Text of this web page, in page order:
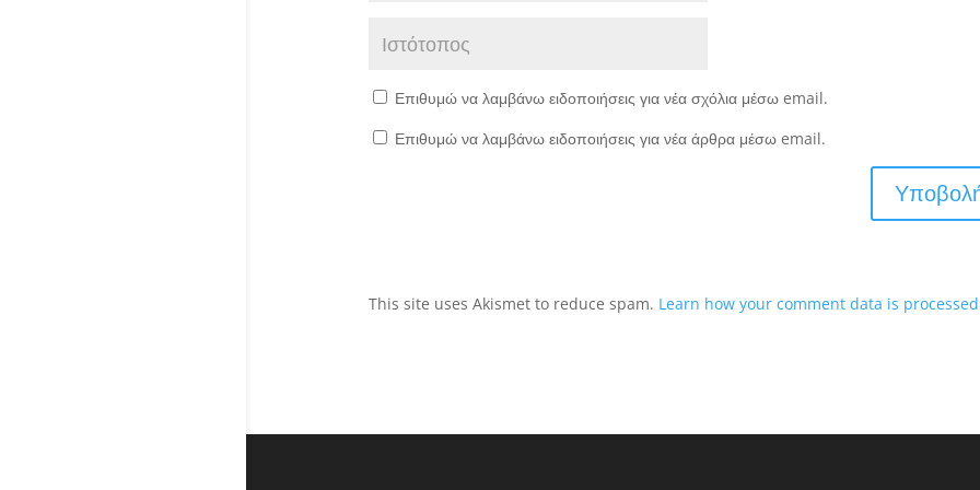
Επιθυμώ να λαμβάνω ειδοποιήσεις για νέα σχόλια μέσω email.
Επιθυμώ να λαμβάνω ειδοποιήσεις για νέα άρθρα μέσω email.
This site uses Akismet to reduce spam. Learn how your comment data is